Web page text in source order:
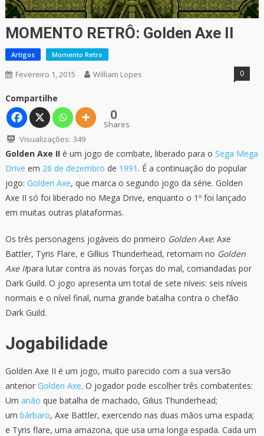
MOMENTO RETRÔ: Golden Axe II
Artigos Momento Retro
Fevereiro 1, 2015 William Lopes 0
Compartilhe
0
Shares
Visualizações: 349
Golden Axe IIé um jogo de combate, liberado para o Sega Mega
Drive em 26 de dezembro de 1991 . É a continuação do popular
jogo: Golden Axe, que marca o segundo jogo da série. Golden
Axe II só foi liberado no Mega Drive, enquanto o 1º foi lançado
em muitas outras plataformas.
Os três personagens jogáveis do primeiro Golden Axe: Axe
Battler, Tyris Flare, e Gillius Thunderhead, retornam no Golden
Axe IIpara lutar contra as novas forças do mal, comandadas por
Dark Guild. O jogo apresenta um total de sete níveis: seis níveis
normais e o nível final, numa grande batalha contra o chefão
Dark Guild.
Jogabilidade
Golden Axe II é um jogo, muito parecido com a sua versão
anterior Golden Axe. O jogador pode escolher três combatentes:
Um anão que batalha de machado, Gilius Thunderhead;
um bárbaro, Axe Battler, exercendo nas duas mãos uma espada;
e Tyris flare, uma amazona, que usa uma longa espada. Cada um